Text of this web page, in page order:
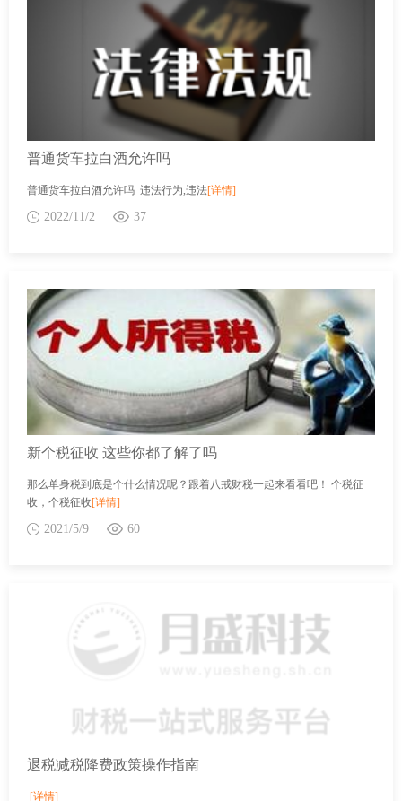
普通货车拉白酒允许吗
普通货车拉白酒允许吗 违法行为,违法[详情]
2022/11/2 37
新个税征收 这些你都了解了吗
那么单身税到底是个什么情况呢？跟着八戒财税一起来看看吧！ 个税征
收，个税征收[详情]
2021/5/9 60
退税减税降费政策操作指南
[详情]